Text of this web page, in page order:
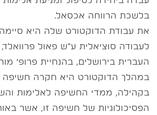
בלשכת הרווחה אכסאל.
את עבודת הדוקטורט שלה היא
לעבודה סוציאלית ע"ש פאול
העברית בירושלים, בהנחיית פרופ׳
במהלך הדוקטורט היא חקרה חשיפה
בקהילה, ממדי החשיפה לאלימות
הפסיכולוגיות של חשיפה זו, אשר